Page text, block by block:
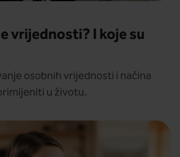
vrijednosti? I koje su
osobnih vrijednosti i načina
u životu.